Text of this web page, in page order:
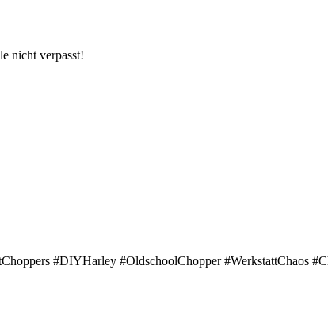
nicht verpasst!
#DIYHarley #OldschoolChopper #WerkstattChaos